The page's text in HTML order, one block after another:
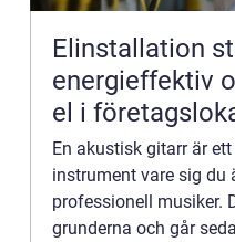
Elinstallation
energieffektiv
el i
En akustisk gitarr är
instrument vare sig du
professionell musiker.
grunderna och går